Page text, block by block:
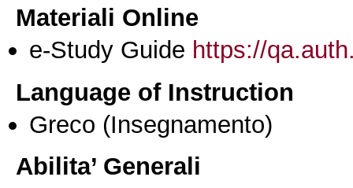
Materiali Online
e-Study Guide https://
Language of Instruction
Greco (Insegnamento)
Abilita’ Generali